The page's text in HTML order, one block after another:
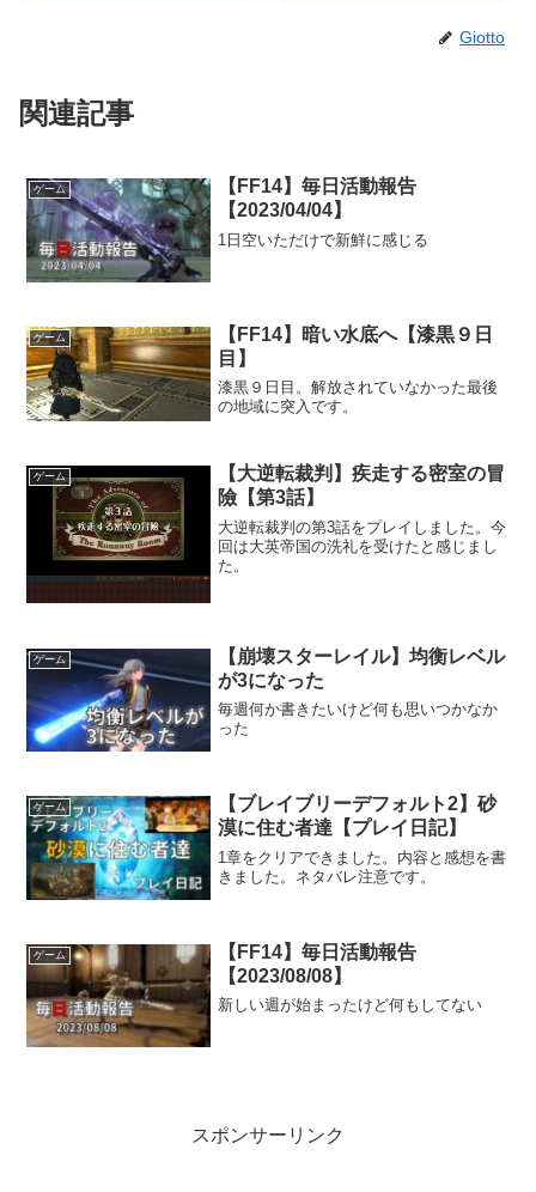
Giotto
関連記事
ゲーム
【FF14】毎日活動報告
【2023/04/04】
1日空いただけで新鮮に感じる
ゲーム
【FF14】暗い水底へ【漆黒９日
目】
漆黒９日目。解放されていなかった最後
の地域に突入です。
ゲーム
【大逆転裁判】疾走する密室の冒
險【第3話】
大逆転裁判の第3話をプレイしました。今
回は大英帝国の洗礼を受けたと感じまし
た。
ゲーム
【崩壊スターレイル】均衡レベル
が3になった
毎週何か書きたいけど何も思いつかなか
った
ゲーム
【ブレイブリーデフォルト2】砂
漠に住む者達【プレイ日記】
1章をクリアできました。内容と感想を書
きました。ネタバレ注意です。
ゲーム
【FF14】毎日活動報告
【2023/08/08】
新しい週が始まったけど何もしてない
スポンサーリンク